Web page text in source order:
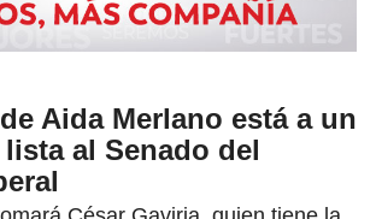
Aida Merlano está a un
al Senado del